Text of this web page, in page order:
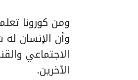
ومن كورونا
وأن الإنسان
الاجتماعي
الآخرين.